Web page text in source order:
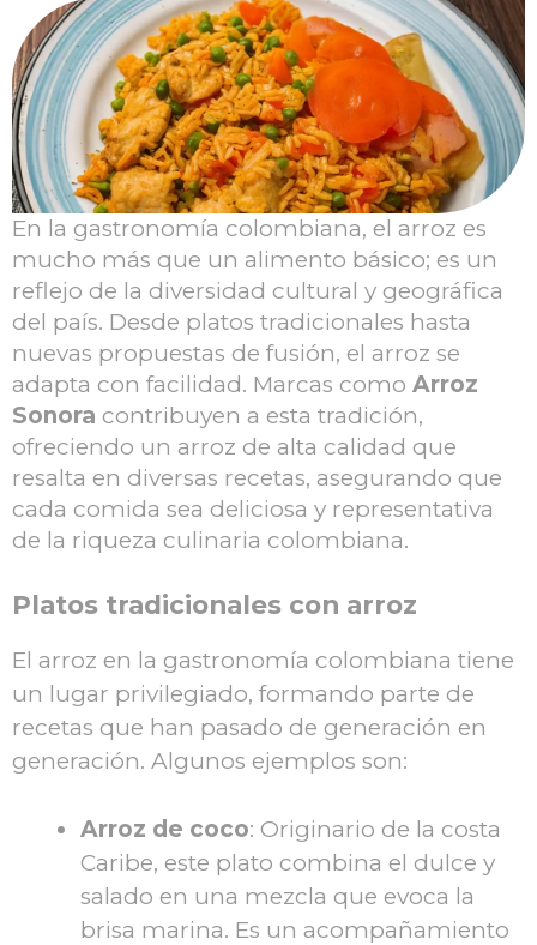
En la gastronomía colombiana, el arroz es
mucho más que un alimento básico; es un
reflejo de la diversidad cultural y geográfica
del país. Desde platos tradicionales hasta
nuevas propuestas de fusión, el arroz se
adapta con facilidad. Marcas como Arroz
Sonora contribuyen a esta tradición,
ofreciendo un arroz de alta calidad que
resalta en diversas recetas, asegurando que
cada comida sea deliciosa y representativa
de la riqueza culinaria colombiana.
Platos tradicionales con arroz
El arroz en la gastronomía colombiana tiene
un lugar privilegiado, formando parte de
recetas que han pasado de generación en
generación. Algunos ejemplos son:
Arroz de coco: Originario de la costa
Caribe, este plato combina el dulce y
salado en una mezcla que evoca la
brisa marina. Es un acompañamiento